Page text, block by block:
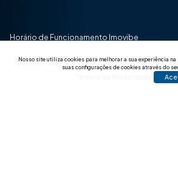
Nosso site utiliza cookies para melhorar a sua experiência na
suas configurações de cookies através do
Horário de Funcionamento Imovibe
Seg a Sexta das 8hrs às 17h30min